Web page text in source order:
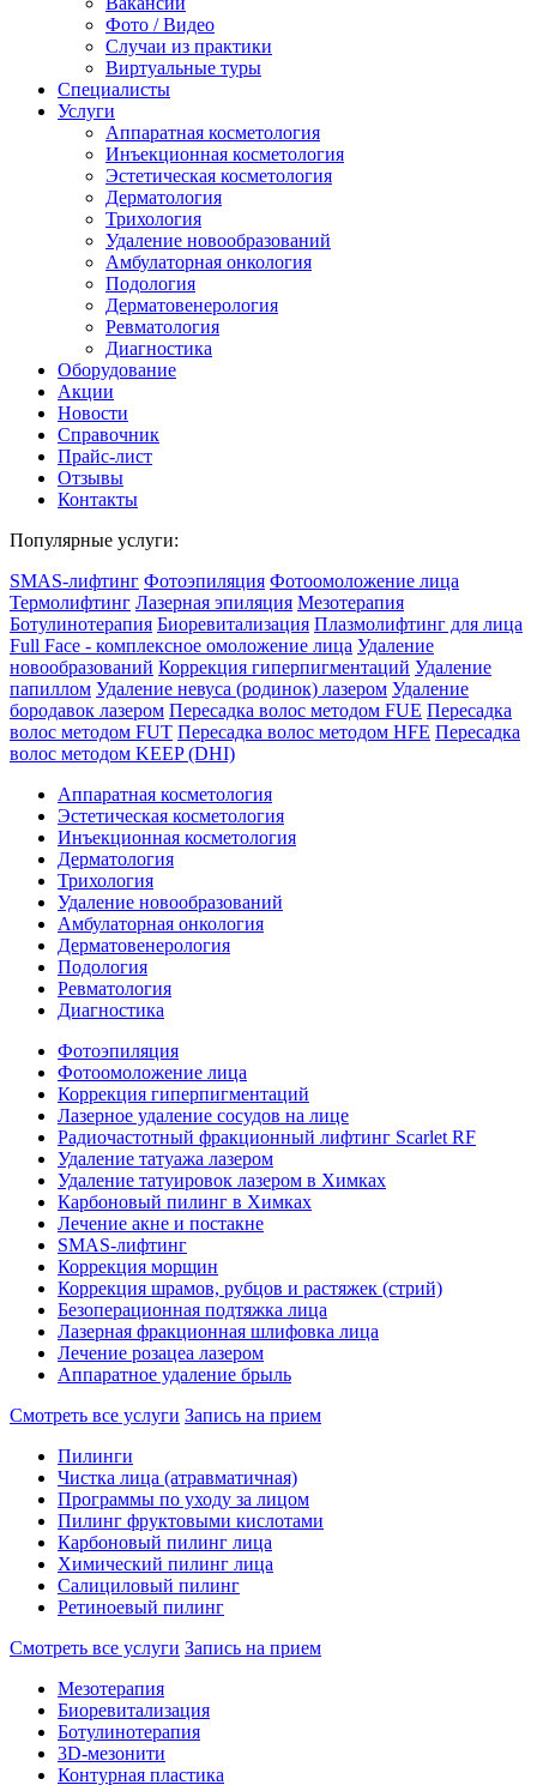
Фото / Видео
Случаи из практики
Виртуальные туры
Специалисты
Услуги
Аппаратная косметология
Инъекционная косметология
Эстетическая косметология
Дермато­логия
Трихология
Удаление новообразований
Амбулаторная онкология
Подология
Дерматовенерология
Ревматология
Диагностика
Оборудование
Акции
Новости
Справочник
Прайс-лист
Отзывы
Контакты
Популярные услуги:
SMAS-лифтинг Фотоэпиляция Фотоомоложение лица
Термолифтинг Лазерная эпиляция Мезотерапия
Ботулинотерапия Биоревитализация Плазмолифтинг для лица
Full Face - комплексное омоложение лица Удаление
новообразований Коррекция гиперпигментаций Удаление
папиллом Удаление невуса (родинок) лазером Удаление
бородавок лазером Пересадка волос методом FUE Пересадка
волос методом FUT Пересадка волос методом HFE Пересадка
волос методом KEEP (DHI)
Аппаратная косметология
Эстетическая косметология
Инъекционная косметология
Дермато­логия
Трихология
Удаление новообразований
Амбулаторная онкология
Дерматовенерология
Подология
Ревматология
Диагностика
Фотоэпиляция
Фотоомоложение лица
Коррекция гиперпигментаций
Лазерное удаление сосудов на лице
Радиочастотный фракционный лифтинг Scarlet RF
Удаление татуажа лазером
Удаление татуировок лазером в Химках
Карбоновый пилинг в Химках
Лечение акне и постакне
SMAS-лифтинг
Коррекция морщин
Коррекция шрамов, рубцов и растяжек (стрий)
Безоперационная подтяжка лица
Лазерная фракционная шлифовка лица
Лечение розацеа лазером
Аппаратное удаление брыль
Смотреть все услуги Запись на прием
Пилинги
Чистка лица (атравматичная)
Программы по уходу за лицом
Пилинг фруктовыми кислотами
Карбоновый пилинг лица
Химический пилинг лица
Салициловый пилинг
Ретиноевый пилинг
Смотреть все услуги Запись на прием
Мезотерапия
Биоревитализация
Ботулинотерапия
3D-мезонити
Контурная пластика